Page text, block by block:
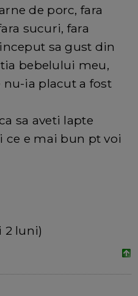
de porc, fara
sucuri, fara
sa gust din
bebelului meu,
ia placut a fost
sa aveti lapte
e mai bun pt voi
2 luni)